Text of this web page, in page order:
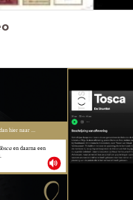
hier naar ...
Toscaen daarna een